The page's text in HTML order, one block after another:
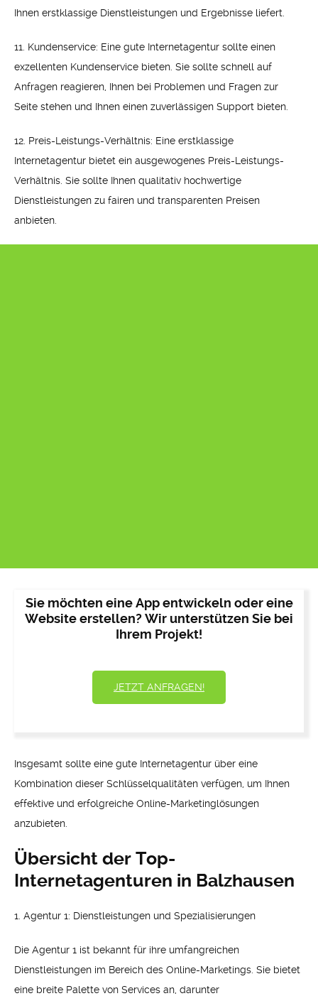
Ihnen erstklassige Dienstleistungen und Ergebnisse liefert.
11. Kundenservice: Eine gute Internetagentur sollte einen
exzellenten Kundenservice bieten. Sie sollte schnell auf
Anfragen reagieren, Ihnen bei Problemen und Fragen zur
Seite stehen und Ihnen einen zuverlässigen Support bieten.
12. Preis-Leistungs-Verhältnis: Eine erstklassige
Internetagentur bietet ein ausgewogenes Preis-Leistungs-
Verhältnis. Sie sollte Ihnen qualitativ hochwertige
Dienstleistungen zu fairen und transparenten Preisen
anbieten.
Sie möchten eine App entwickeln oder eine
Website erstellen? Wir unterstützen Sie bei
Ihrem Projekt!
JETZT ANFRAGEN!
Insgesamt sollte eine gute Internetagentur über eine
Kombination dieser Schlüsselqualitäten verfügen, um Ihnen
effektive und erfolgreiche Online-Marketinglösungen
anzubieten.
Übersicht der Top-
Internetagenturen in Balzhausen
1. Agentur 1: Dienstleistungen und Spezialisierungen
Die Agentur 1 ist bekannt für ihre umfangreichen
Dienstleistungen im Bereich des Online-Marketings. Sie bietet
eine breite Palette von Services an, darunter